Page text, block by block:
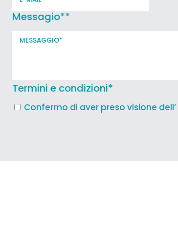
Messagio**
Termini e condizioni*
Confermo di aver preso visione dell’